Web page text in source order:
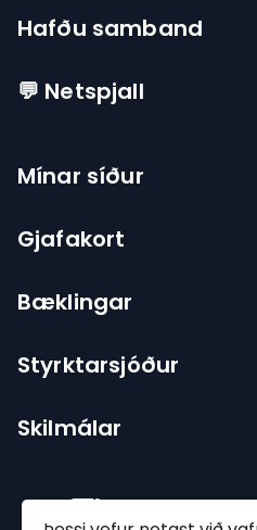
Hafðu samband
💬 Netspjall
Mínar síður
Gjafakort
Bæklingar
Styrktarsjóður
Skilmálar